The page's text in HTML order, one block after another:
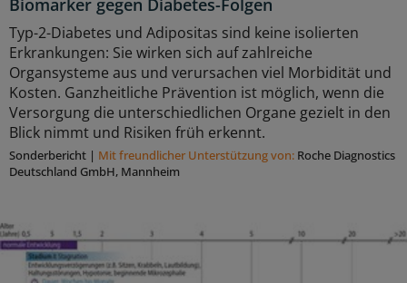
Biomarker gegen Diabetes-Folgen
Typ-2-Diabetes und Adipositas sind keine isolierten
Erkrankungen: Sie wirken sich auf zahlreiche
Organsysteme aus und verursachen viel Morbidität und
Kosten. Ganzheitliche Prävention ist möglich, wenn die
Versorgung die unterschiedlichen Organe gezielt in den
Blick nimmt und Risiken früh erkennt.
Sonderbericht | Mit freundlicher Unterstützung von: Roche Diagnostics
Deutschland GmbH, Mannheim